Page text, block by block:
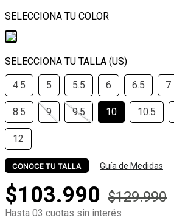
4.5 5 5.5 6 6.5 7
8.5 9 9.5 10 10.5
12
CONOCE TU TALLA Guía de Medidas
$103.990 $129.990
Hasta 03 cuotas sin interés